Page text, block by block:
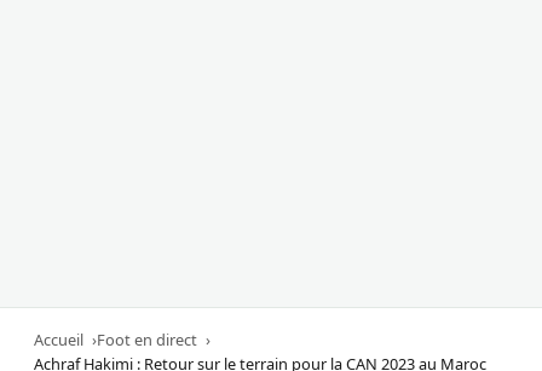
Accueil
Foot en direct
Achraf Hakimi : Retour sur le terrain pour la CAN 2023 au Maroc